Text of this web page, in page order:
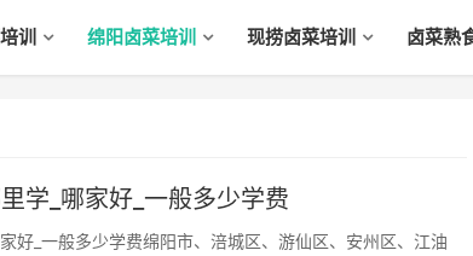
训 绵阳卤菜培训 现捞卤菜培训 卤菜熟
学_哪家好_一般多少学费